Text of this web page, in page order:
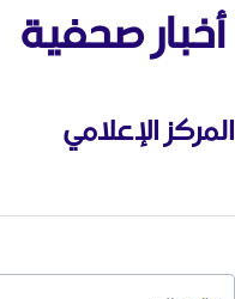
أخبار صحفية
المركز الإعلامي